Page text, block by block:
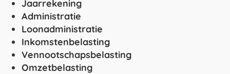
Jaarrekening
Administratie
Loonadministratie
Inkomstenbelasting
Vennootschapsbelasting
Omzetbelasting